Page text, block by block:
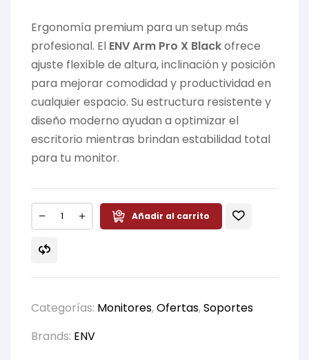
Ergonomía premium para un setup más
profesional. El ENV Arm Pro X Blackofrece
ajuste flexible de altura, inclinación y posición
para mejorar comodidad y productividad en
cualquier espacio. Su estructura resistente y
diseño moderno ayudan a optimizar el
escritorio mientras brindan estabilidad total
para tu monitor.
Añadir al carrito
Categorías: Monitores,Ofertas,Soportes
Brands: ENV